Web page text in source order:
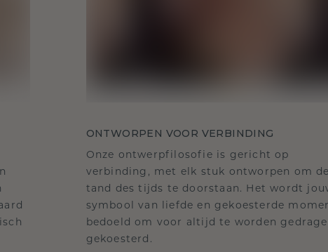
ONTWORPEN VOOR VERBINDING
Onze ontwerpfilosofie is gericht op
verbinding, met elk stuk ontworpen om de
tand des tijds te doorstaan. Het wordt
symbool van liefde en gekoesterde
bedoeld om voor altijd te worden
gekoesterd.